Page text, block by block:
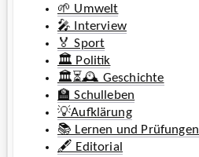
🌱 Umwelt
🎤 Interview
🏅 Sport
🏛️ Politik
🏛️⏳🕰️ Geschichte
🏫 Schulleben
💡Aufklärung
📚 Lernen und Prüfungen
🖋️ Editorial